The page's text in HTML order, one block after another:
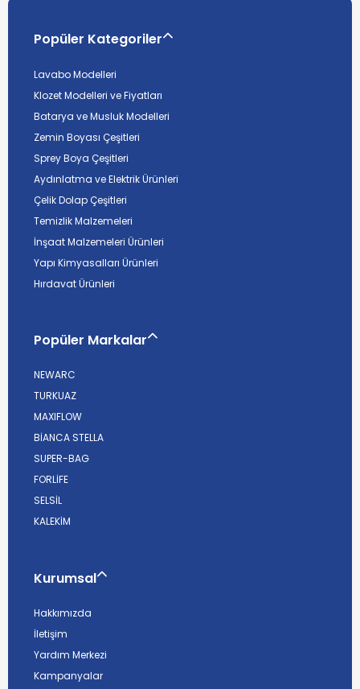
Popüler Kategoriler
Lavabo Modelleri
Klozet Modelleri ve Fiyatları
Batarya ve Musluk Modelleri
Zemin Boyası Çeşitleri
Sprey Boya Çeşitleri
Aydınlatma ve Elektrik Ürünleri
Çelik Dolap Çeşitleri
Temizlik Malzemeleri
İnşaat Malzemeleri Ürünleri
Yapı Kimyasalları Ürünleri
Hırdavat Ürünleri
Popüler Markalar
NEWARC
TURKUAZ
MAXIFLOW
BİANCA STELLA
SUPER-BAG
FORLİFE
SELSİL
KALEKİM
Kurumsal
Hakkımızda
İletişim
Yardım Merkezi
Kampanyalar